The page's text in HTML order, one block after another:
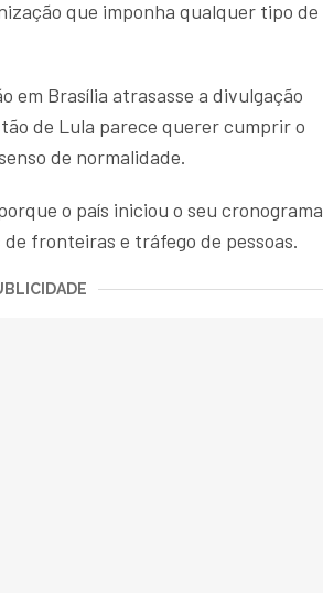
que imponha qualquer tipo de
em Brasília atrasasse a divulgação
de Lula parece querer cumprir o
de normalidade.
o país iniciou o seu cronograma
fronteiras e tráfego de pessoas.